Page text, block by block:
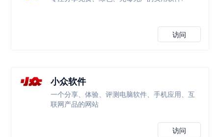
访问
小众软件
一个分享、体验、评测电脑软件、手机应用、互
联网产品的网站
访问